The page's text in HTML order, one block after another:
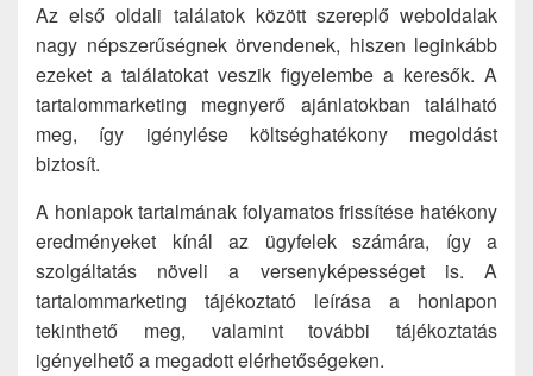
Az első oldali találatok között szereplő weboldalak
nagy népszerűségnek örvendenek, hiszen leginkább
ezeket a találatokat veszik figyelembe a keresők. A
tartalommarketing megnyerő ajánlatokban található
meg, így igénylése költséghatékony megoldást
biztosít.
A honlapok tartalmának folyamatos frissítése hatékony
eredményeket kínál az ügyfelek számára, így a
szolgáltatás növeli a versenyképességet is. A
tartalommarketing tájékoztató leírása a honlapon
tekinthető meg, valamint további tájékoztatás
igényelhető a megadott elérhetőségeken.